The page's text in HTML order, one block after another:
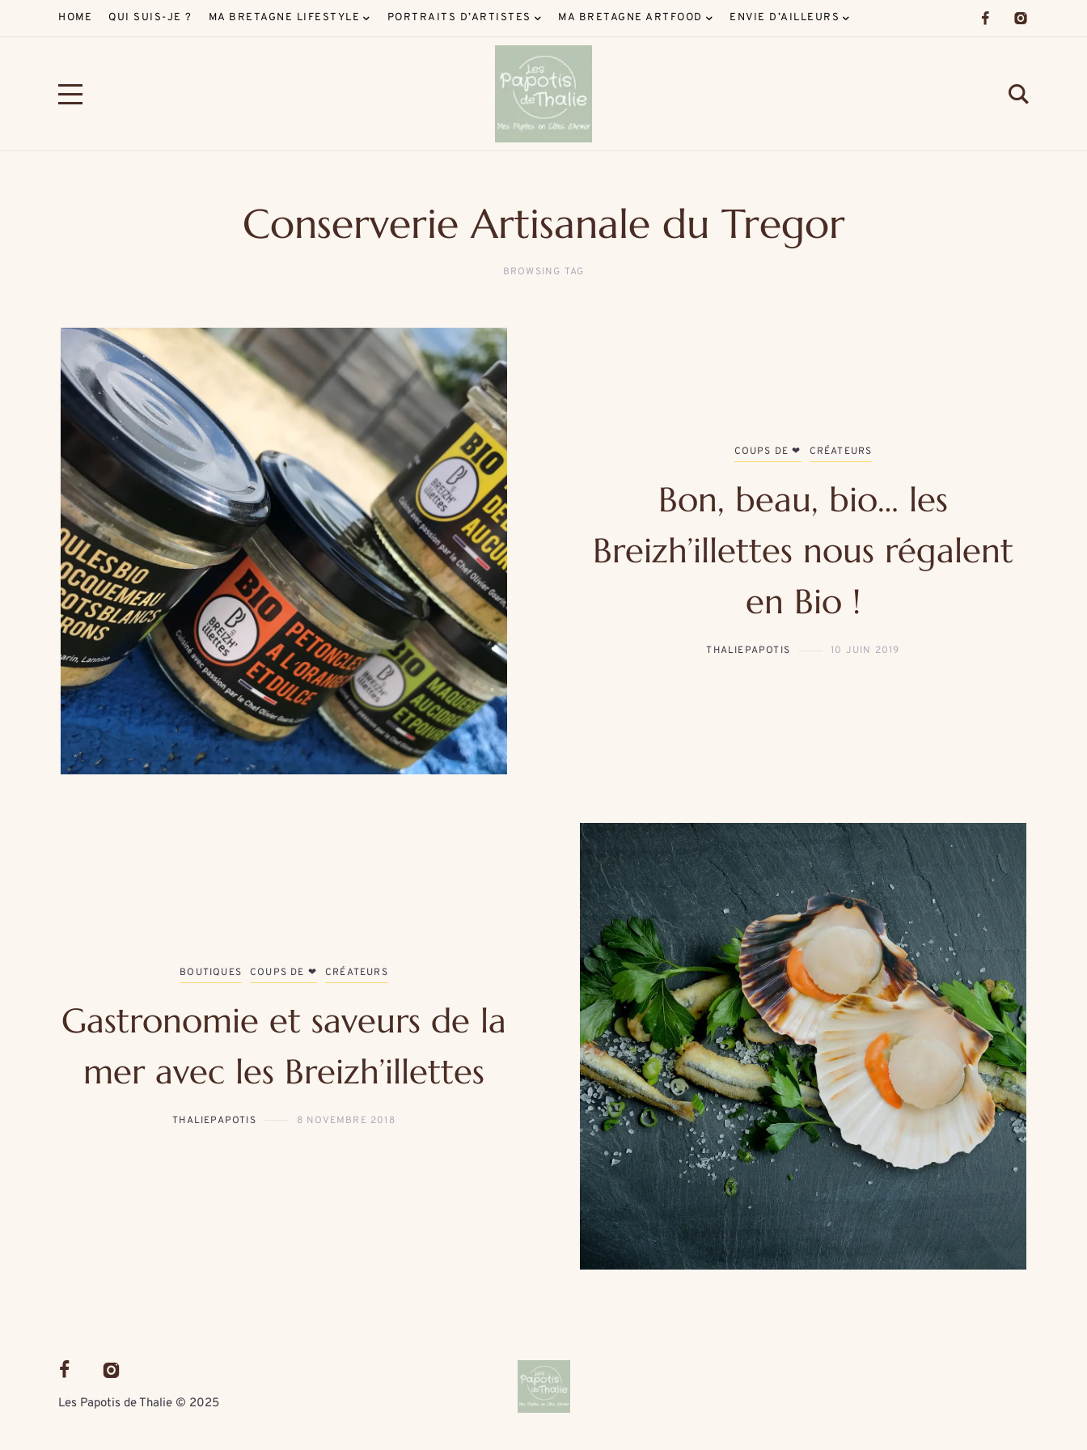
HOME QUI SUIS-JE ? MA BRETAGNE LIFESTYLE PORTRAITS D’ARTISTES MA BRETAGNE ARTFOOD ENVIE D’AILLEURS
Conserverie Artisanale du Tregor
BROWSING TAG
COUPS DE ❤ CRÉATEURS
Bon, beau, bio… les
Breizh’illettes nous régalent
en Bio !
THALIEPAPOTIS 10 JUIN 2019
BOUTIQUES COUPS DE ❤ CRÉATEURS
Gastronomie et saveurs de la
mer avec les Breizh’illettes
THALIEPAPOTIS 8 NOVEMBRE 2018
Les Papotis de Thalie © 2025